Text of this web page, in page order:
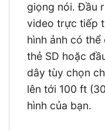
giọng nói. Đầu
video trực tiếp
hình ảnh có
thẻ SD hoặc
dây tùy chọn
lên tới 100 ft
hình của bạn.